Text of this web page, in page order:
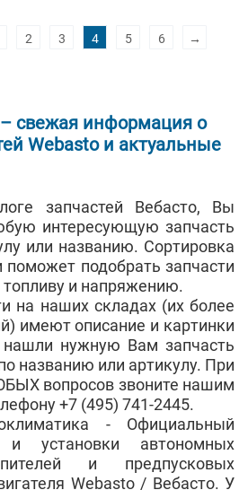
2 3 4 5 6 →
свежая информация о
Webasto и актуальные
запчастей Вебасто, Вы
интересующую запчасть
или названию. Сортировка
подобрать запчасти
топливу и напряжению.
на наших складах (их более
имеют описание и картинки
нашли нужную Вам запчасть
названию или артикулу. При
вопросов звоните нашим
+7 (495) 741-2445.
- Официальный
установки автономных
и предпусковых
Webasto / Вебасто. У